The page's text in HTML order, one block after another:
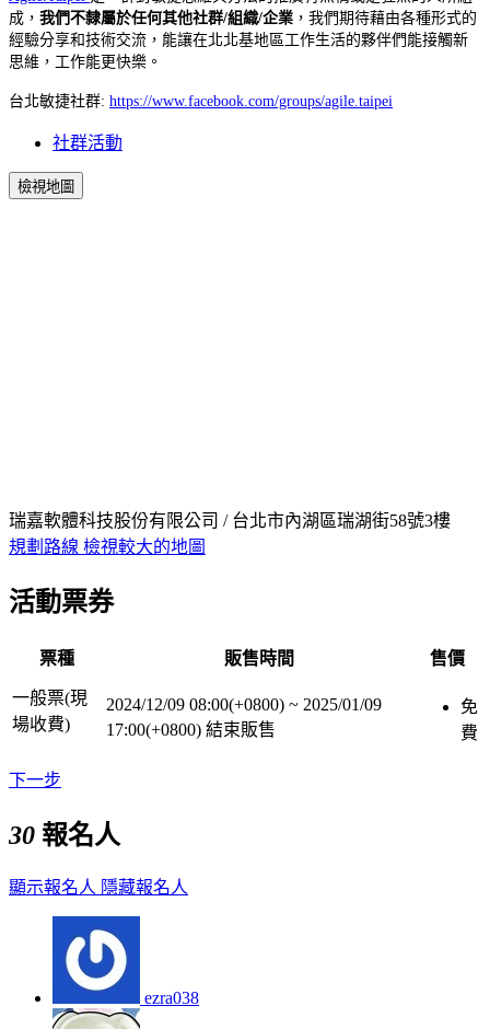
成， 我們不隸屬於任何其他社群/組織/企業 ，我們期待藉由各種形式的
經驗分享和技術交流，能讓在北北基地區工作生活的夥伴們能接觸新
思維，工作能更快樂。
台北敏捷社群: https://www.facebook.com/groups/agile.taipei
社群活動
檢視地圖
瑞嘉軟體科技股份有限公司 / 台北市內湖區瑞湖街58號3樓
規劃路線 檢視較大的地圖
活動票券
票種 販售時間 售價
一般票(現
場收費)
2024/12/09 08:00(+0800) ~ 2025/01/09
17:00(+0800) 結束販售
免
費
下一步
30 報名人
顯示報名人 隱藏報名人
ezra038